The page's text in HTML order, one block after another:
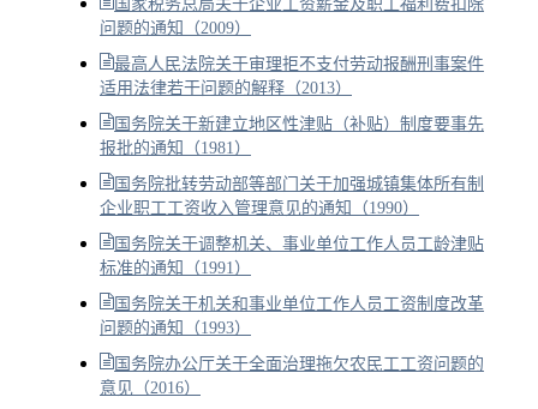
国家税务总局关于企业工资薪金及职工福利费扣除
问题的通知（2009）
最高人民法院关于审理拒不支付劳动报酬刑事案件
适用法律若干问题的解释（2013）
国务院关于新建立地区性津贴（补贴）制度要事先
报批的通知（1981）
国务院批转劳动部等部门关于加强城镇集体所有制
企业职工工资收入管理意见的通知（1990）
国务院关于调整机关、事业单位工作人员工龄津贴
标准的通知（1991）
国务院关于机关和事业单位工作人员工资制度改革
问题的通知（1993）
国务院办公厅关于全面治理拖欠农民工工资问题的
意见（2016）